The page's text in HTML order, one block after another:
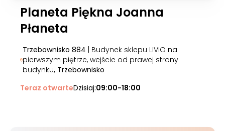
Planeta Piękna Joanna
Płaneta
Trzebownisko 884 | Budynek sklepu LIVIO na
pierwszym piętrze, wejście od prawej strony
budynku, Trzebownisko
Teraz otwarteDzisiaj:09:00-18:00